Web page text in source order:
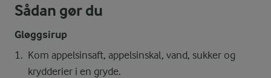
Sådan gør du
Gløggsirup
Kom appelsinsaft, appelsinskal, vand, sukker og
krydderier i en gryde.